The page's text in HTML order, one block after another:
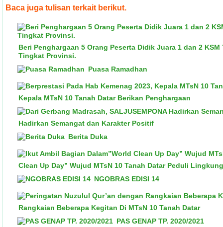
Baca juga tulisan terkait berikut.
Beri Penghargaan 5 Orang Peserta Didik Juara 1 dan 2
Tingkat Provinsi.
Puasa Ramadhan
Kepala MTsN 10 Tanah Datar Berikan Penghargaan
Hadirkan Semangat dan Karakter Positif
Berita Duka
Clean Up Day” Wujud MTsN 10 Tanah Datar Peduli
NGOBRAS EDISI 14
Rangkaian Beberapa Kegitan Di MTsN 10 Tanah Datar
PAS GENAP TP. 2020/2021